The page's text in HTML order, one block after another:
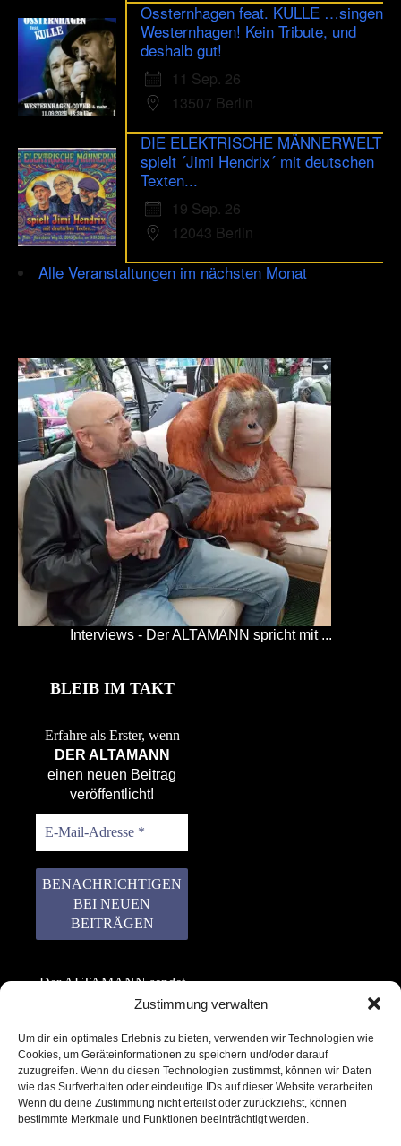
Zustimmung verwalten
Um dir ein optimales Erlebnis zu bieten, verwenden wir Technologien wie
Cookies, um Geräteinformationen zu speichern und/oder darauf
zuzugreifen. Wenn du diesen Technologien zustimmst, können wir Daten
wie das Surfverhalten oder eindeutige IDs auf dieser Website verarbeiten.
Wenn du deine Zustimmung nicht erteilst oder zurückziehst, können
bestimmte Merkmale und Funktionen beeinträchtigt werden.
Ossternhagen feat. KULLE …singen
Westernhagen! Kein Tribute, und
deshalb gut!
11 Sep. 26
13507 Berlin
DIE ELEKTRISCHE MÄNNERWELT
spielt ´Jimi Hendrix´ mit deutschen
Texten...
19 Sep. 26
12043 Berlin
Alle Veranstaltungen im nächsten Monat
Interviews - Der ALTAMANN spricht mit ...
BLEIB IM TAKT
Erfahre als Erster, wenn
DER ALTAMANN
einen neuen Beitrag
veröffentlicht!
Der ALTAMANN sendet
keinen Spam! Er gibt
weiter. Erfahre mehr in
unserer
Datenschutzerklärung.